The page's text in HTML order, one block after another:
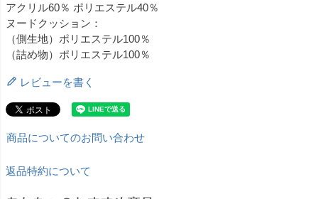
アクリル60％ ポリエステル40％
ヌードクッション：
（側生地）ポリエステル100％
（詰め物）ポリエステル100％
レビューを書く
商品についてのお問い合わせ
返品特約について